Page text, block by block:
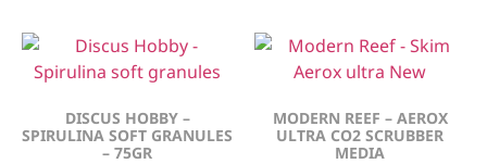
DISCUS HOBBY –
SPIRULINA SOFT GRANULES
– 75GR
MODERN REEF – AEROX
ULTRA CO2 SCRUBBER
MEDIA